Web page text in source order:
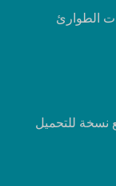
الطوارئ
نسخة للتحميل